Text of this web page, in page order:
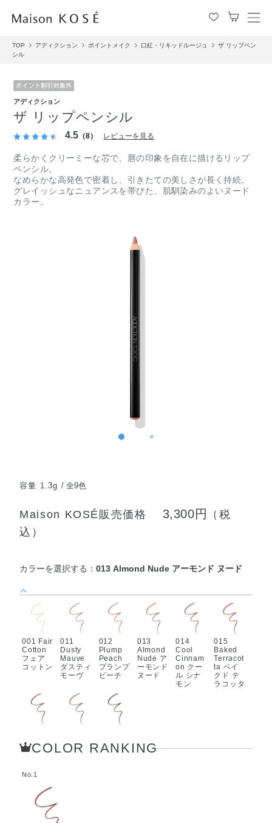
メ
ュ
TOP アディクション ポイントメイク 口紅・リキッドルージュ
ザ リップペン
シル
アディクション
ザ リップペンシル
4.5 （8） レビューを見る
柔らかくクリーミーな芯で、唇の印象を自在に描けるリップ
ペンシル。
なめらかな高発色で密着し、引きたての美しさが長く持続。
グレイッシュなニュアンスを帯びた、肌馴染みのよいヌード
カラー。
容量 1.3g 全9色
Maison KOSÉ販売価格 3,300円
（税
込）
カラーを選択する：013 Almond Nude アーモンド ヌード
001 Fair
Cotton
フェア
コットン
011
Dusty
Mauve
ダスティ
モーヴ
012
Plump
Peach
プランプ
ピーチ
013
Almond
Nude ア
ーモンド
ヌード
014
Cool
Cinnam
on クー
ル シナ
モン
015
Baked
Terracot
ta ベイ
クド テ
ラコッタ
Spiced
Cacao
オ
Nude ト
t Nude
COLOR RANKING
No.1